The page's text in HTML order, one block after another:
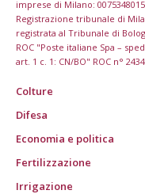
imprese di Milano:
Registrazione tribunale di
registrata al Tribunale di
ROC "Poste italiane Spa –
art. 1 c. 1: CN/BO" ROC n°
Colture
Difesa
Economia e politica
Fertilizzazione
Irrigazione